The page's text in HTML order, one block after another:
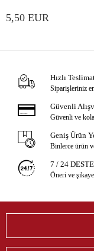
5,50 EUR
Hızlı
Siparişleriniz
Güvenli
Güvenli ve
Geniş Ürün
Binlerce ürün
7 / 24
Öneri ve